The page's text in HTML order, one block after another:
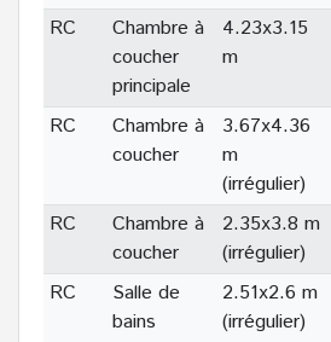
RC
Chambre à
coucher
principale
4.23x3.15
m
RC
Chambre à
coucher
3.67x4.36
m
(irrégulier)
RC
Chambre à
coucher
2.35x3.8 m
(irrégulier)
RC
Salle de
bains
2.51x2.6 m
(irrégulier)